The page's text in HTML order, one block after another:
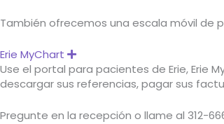
También ofrecemos una escala móvil de
Erie MyChart Expand
Use el portal para pacientes de Erie, Erie
descargar sus referencias, pagar sus
Pregunte en la recepción o llame al 312-